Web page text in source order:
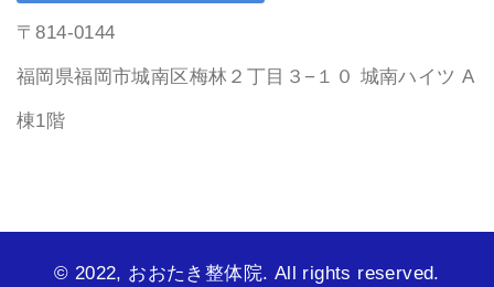
〒814-0144
福岡県福岡市城南区梅林２丁目３−１０ 城南ハイツ A
棟1階
© 2022, おおたき整体院. All rights reserved.